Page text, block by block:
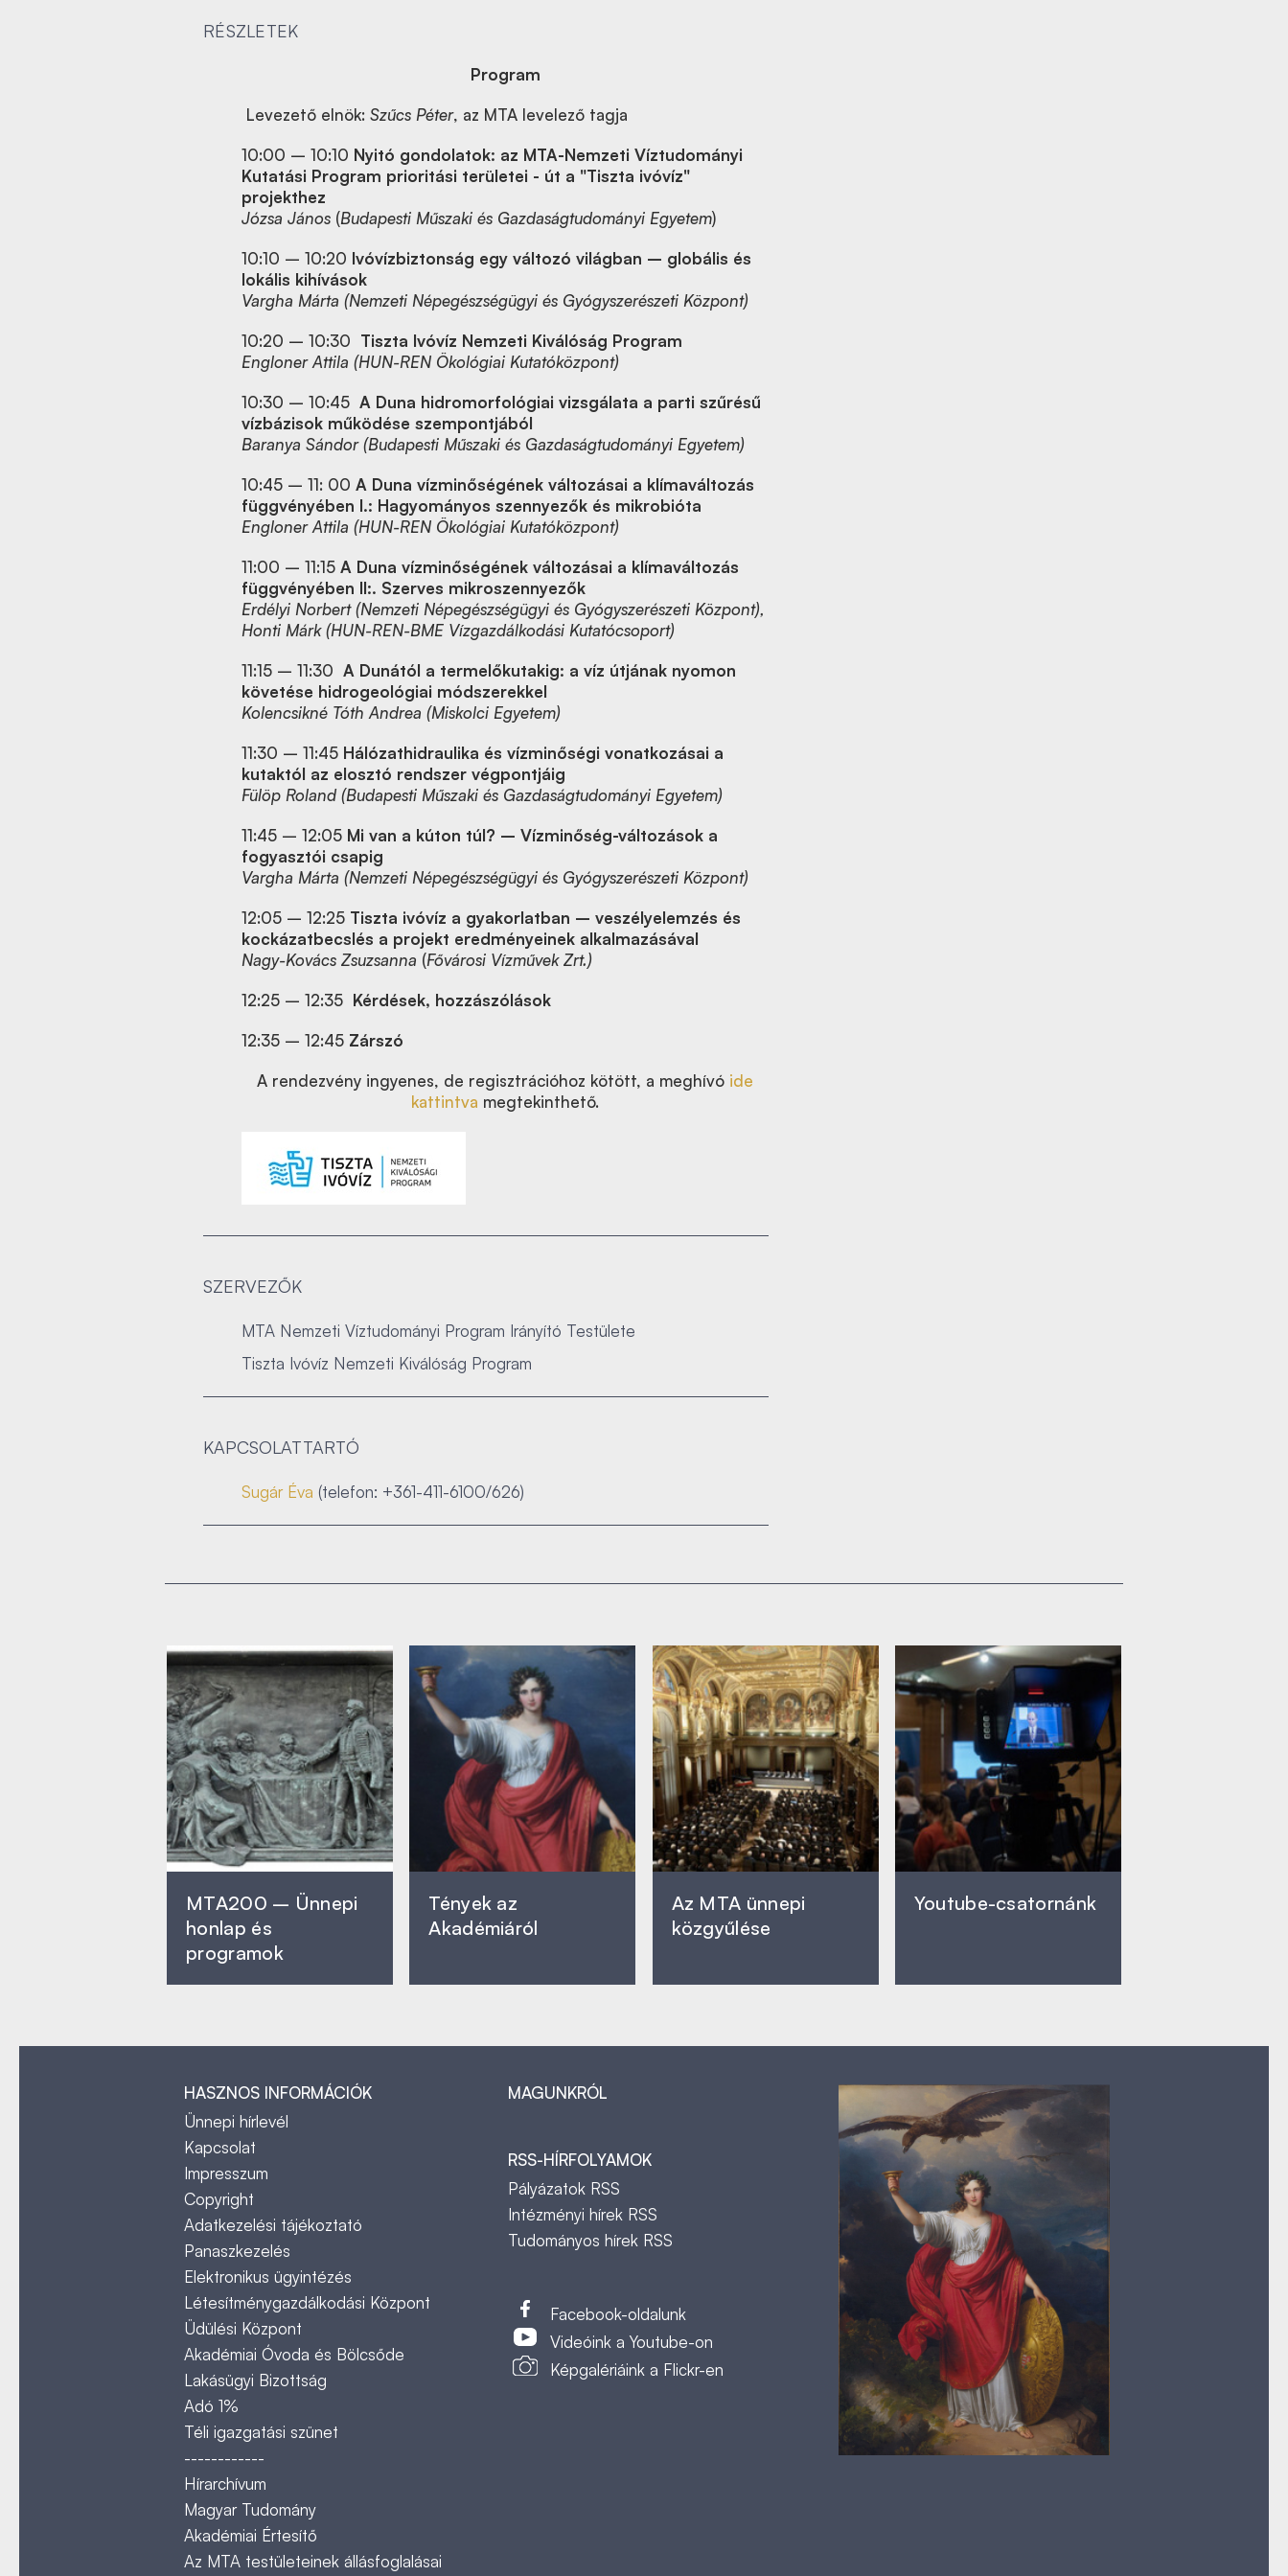
RÉSZLETEK
Program
Levezető elnök: Szűcs Péter, az MTA levelező tagja
10:00 – 10:10 Nyitó gondolatok: az MTA-Nemzeti Víztudományi
Kutatási Program prioritási területei - út a "Tiszta ivóvíz"
projekthez
Józsa János (Budapesti Műszaki és Gazdaságtudományi Egyetem)
10:10 – 10:20 Ivóvízbiztonság egy változó világban – globális és
lokális kihívások
Vargha Márta (Nemzeti Népegészségügyi és Gyógyszerészeti Központ)
10:20 – 10:30 Tiszta Ivóvíz Nemzeti Kiválóság Program
Engloner Attila (HUN-REN Ökológiai Kutatóközpont)
10:30 – 10:45 A Duna hidromorfológiai vizsgálata a parti szűrésű
vízbázisok működése szempontjából
Baranya Sándor (Budapesti Műszaki és Gazdaságtudományi Egyetem)
10:45 – 11: 00 A Duna vízminőségének változásai a klímaváltozás
függvényében I.: Hagyományos szennyezők és mikrobióta
Engloner Attila (HUN-REN Ökológiai Kutatóközpont)
11:00 – 11:15 A Duna vízminőségének változásai a klímaváltozás
függvényében II:. Szerves mikroszennyezők
Erdélyi Norbert (Nemzeti Népegészségügyi és Gyógyszerészeti Központ),
Honti Márk (HUN-REN-BME Vízgazdálkodási Kutatócsoport)
11:15 – 11:30 A Dunától a termelőkutakig: a víz útjának nyomon
követése hidrogeológiai módszerekkel
Kolencsikné Tóth Andrea (Miskolci Egyetem)
11:30 – 11:45 Hálózathidraulika és vízminőségi vonatkozásai a
kutaktól az elosztó rendszer végpontjáig
Fülöp Roland (Budapesti Műszaki és Gazdaságtudományi Egyetem)
11:45 – 12:05 Mi van a kúton túl? – Vízminőség-változások a
fogyasztói csapig
Vargha Márta (Nemzeti Népegészségügyi és Gyógyszerészeti Központ)
12:05 – 12:25 Tiszta ivóvíz a gyakorlatban – veszélyelemzés és
kockázatbecslés a projekt eredményeinek alkalmazásával
Nagy-Kovács Zsuzsanna (Fővárosi Vízművek Zrt.)
12:25 – 12:35 Kérdések, hozzászólások
12:35 – 12:45 Zárszó
A rendezvény ingyenes, de regisztrációhoz kötött, a meghívó ide
kattintva megtekinthető.
SZERVEZŐK
MTA Nemzeti Víztudományi Program Irányító Testülete
Tiszta Ivóvíz Nemzeti Kiválóság Program
KAPCSOLATTARTÓ
Sugár Éva (telefon: +361-411-6100/626)
MTA200 – Ünnepi
honlap és
programok
Tények az
Akadémiáról
Az MTA ünnepi
közgyűlése
Youtube-csatornánk
HASZNOS INFORMÁCIÓK
Ünnepi hírlevél
Kapcsolat
Impresszum
Copyright
Adatkezelési tájékoztató
Panaszkezelés
Elektronikus ügyintézés
Létesítménygazdálkodási Központ
Üdülési Központ
Akadémiai Óvoda és Bölcsőde
Lakásügyi Bizottság
Adó 1%
Téli igazgatási szünet
------------
Hírarchívum
Magyar Tudomány
Akadémiai Értesítő
Az MTA testületeinek állásfoglalásai
MAGUNKRÓL
RSS-HÍRFOLYAMOK
Pályázatok RSS
Intézményi hírek RSS
Tudományos hírek RSS
Facebook-oldalunk
Videóink a Youtube-on
Képgalériáink a Flickr-en